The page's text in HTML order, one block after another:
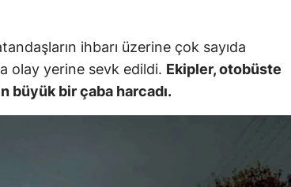
ihbarı üzerine çok sayıda
olay yerine sevk edildi. Ekipler, otobüste
büyük bir çaba harcadı.